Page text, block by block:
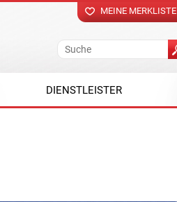
MEINE MERKLISTE
DIENSTLEISTER